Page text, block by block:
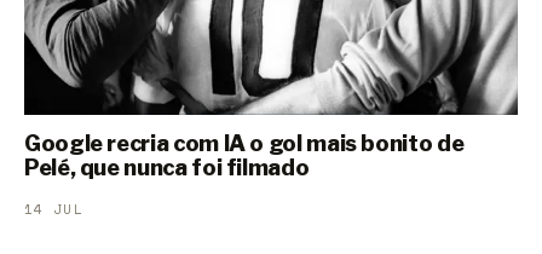
Google recria com IA o gol mais bonito de
Pelé, que nunca foi filmado
14 JUL